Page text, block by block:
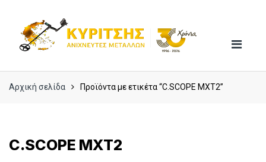
navigation
content
Αρχική σελίδα Προϊόντα με ετικέτα “C.SCOPE MXT2”
C.SCOPE MXT2